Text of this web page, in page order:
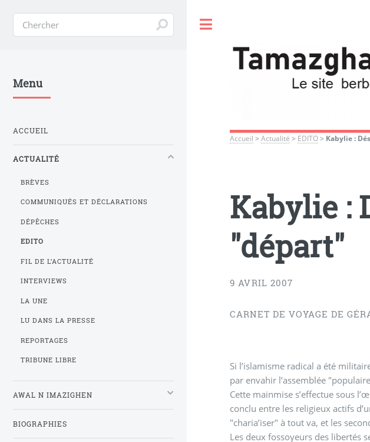
Accueil >Actualité > EDITO> Kabylie :
Kabylie :
"départ"
9 AVRIL 2007
CARNET DE VOYAGE DE
Si l’islamisme radical a été
par envahir l’assemblée
Cette mainmise s’effectue sous
conclu entre les religieux actifs
"charia’iser" à tout va, et les
Les deux fossoyeurs des libertés
Menu
ACCUEIL
ACTUALITÉ
BRÈVES
COMMUNIQUÉS ET DÉCLARATIONS
DÉPÊCHES
EDITO
FIL DE L’ACTUALITÉ
INTERVIEWS
LA UNE
LU DANS LA PRESSE
REPORTAGES
TRIBUNE LIBRE
AWAL N IMAZIGHEN
BIOGRAPHIES